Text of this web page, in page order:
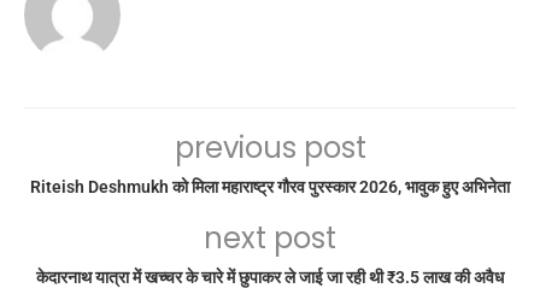
previous post
Riteish Deshmukh को मिला महाराष्ट्र गौरव पुरस्कार 2026, भावुक हुए अभिनेता
next post
केदारनाथ यात्रा में खच्चर के चारे में छुपाकर ले जाई जा रही थी ₹3.5 लाख की अवैध